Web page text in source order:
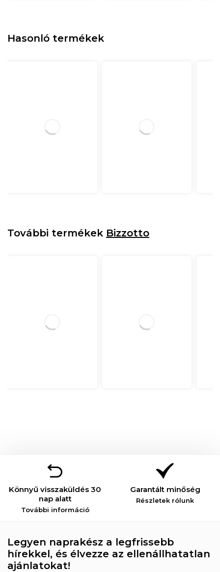
Hasonló termékek
További termékek Bizzotto
Könnyű visszaküldés 30
nap alatt
További információ
Garantált minőség
Részletek rólunk
Legyen naprakész a legfrissebb
hírekkel, és élvezze az ellenállhatatlan
ajánlatokat!